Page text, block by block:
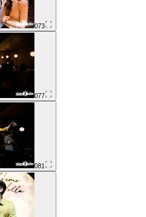
073
077
081